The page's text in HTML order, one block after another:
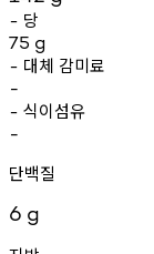
- 당
75 g
- 대체 감미료
-
- 식이섬유
-
단백질
6 g